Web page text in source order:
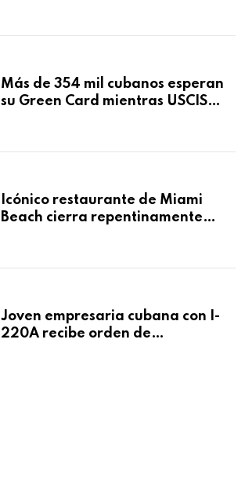
Más de 354 mil cubanos esperan
su Green Card mientras USCIS
Icónico restaurante de Miami
Beach cierra repentinamente
Joven empresaria cubana con I-
220A recibe orden de